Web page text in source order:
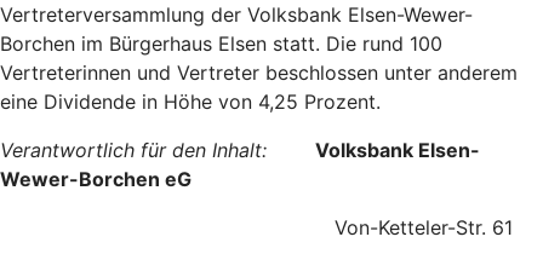
Vertreterversammlung der Volksbank Elsen-Wewer-
Borchen im Bürgerhaus Elsen statt. Die rund 100
Vertreterinnen und Vertreter beschlossen unter anderem
eine Dividende in Höhe von 4,25 Prozent.
Verantwortlich für den Inhalt:
Volksbank Elsen-
Wewer-Borchen eG
Von-Ketteler-Str. 61